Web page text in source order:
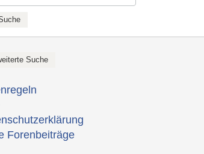
Forenbeiträge